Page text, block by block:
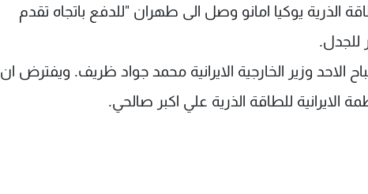
الذرية يوكيا امانو وصل الى طهران "للدفع باتجاه تقدم
للجدل.
الاحد وزير الخارجية الايرانية محمد جواد ظريف. ويفترض ان
للطاقة الذرية علي اكبر صالحي.